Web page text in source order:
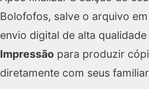
Bolofofos, salve o arquivo
envio digital de alta qualidade
Impressão para produzir
diretamente com seus